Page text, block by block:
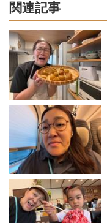
関連記事